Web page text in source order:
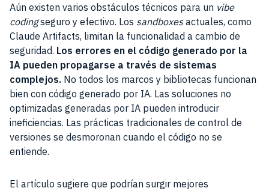
Aún existen varios obstáculos técnicos para un vibe
codingseguro y efectivo. Los sandboxesactuales, como
Claude Artifacts, limitan la funcionalidad a cambio de
seguridad. Los errores en el código generado por la
IA pueden propagarse a través de sistemas
complejos. No todos los marcos y bibliotecas funcionan
bien con código generado por IA. Las soluciones no
optimizadas generadas por IA pueden introducir
ineficiencias. Las prácticas tradicionales de control de
versiones se desmoronan cuando el código no se
entiende.
El artículo sugiere que podrían surgir mejores